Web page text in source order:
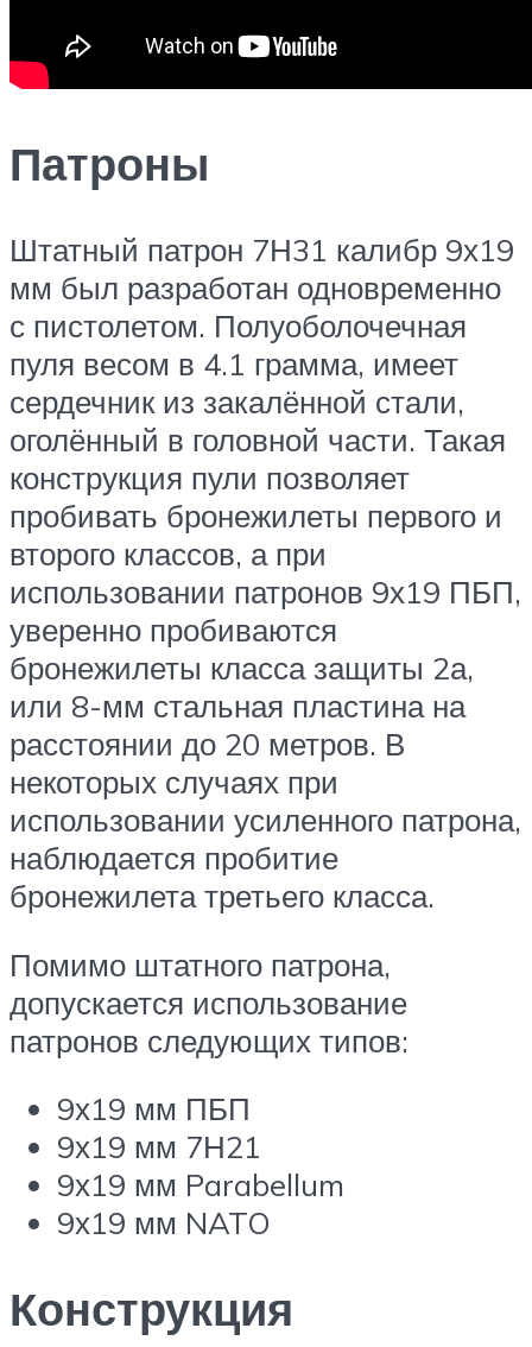
Патроны
Штатный патрон 7Н31 калибр 9х19
мм был разработан одновременно
с пистолетом. Полуоболочечная
пуля весом в 4.1 грамма, имеет
сердечник из закалённой стали,
оголённый в головной части. Такая
конструкция пули позволяет
пробивать бронежилеты первого и
второго классов, а при
использовании патронов 9х19 ПБП,
уверенно пробиваются
бронежилеты класса защиты 2а,
или 8-мм стальная пластина на
расстоянии до 20 метров. В
некоторых случаях при
использовании усиленного патрона,
наблюдается пробитие
бронежилета третьего класса.
Помимо штатного патрона,
допускается использование
патронов следующих типов:
9х19 мм ПБП
9х19 мм 7Н21
9х19 мм Parabellum
9х19 мм NATO
Конструкция